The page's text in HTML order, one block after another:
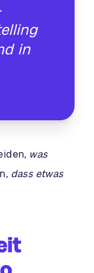
in
was
dass etwas